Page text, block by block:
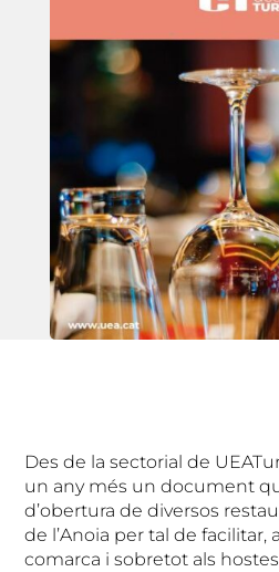
Des de la sectorial de
un any més un document
d’obertura de diversos
de l’Anoia per tal de facilitar,
comarca i sobretot als